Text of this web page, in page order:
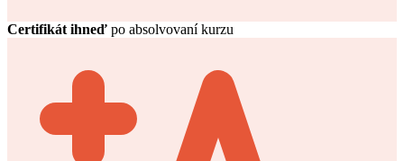
Certifikát ihneď po absolvovaní kurzu